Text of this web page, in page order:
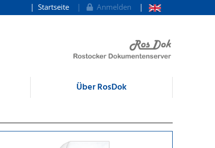
Startseite Anmelden
Über RosDok